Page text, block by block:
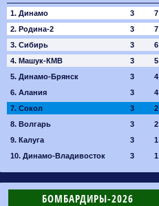
1. Динамо 3
7
2. Родина-2
3
7
3. Сибирь
3
6
4. Машук-КМВ
3
5
5. Динамо-Брянск
3
4
6. Алания
3
4
7. Сокол
3
2
8. Волгарь
3
2
9. Калуга
3
1
10. Динамо-Владивосток
3 1
БОМБАРДИРЫ-2026